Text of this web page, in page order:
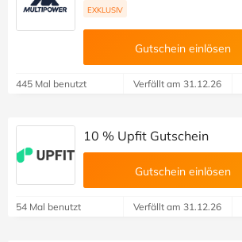
EXKLUSIV
Gutschein einlösen
445 Mal benutzt Verfällt am 31.12.26
10 % Upfit Gutschein
Gutschein einlösen
54 Mal benutzt Verfällt am 31.12.26